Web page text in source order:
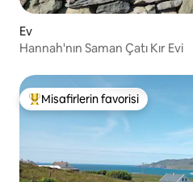
Ev
Hannah'nın Saman Çatı Kır Evi
Misafirlerin favorilerinden en
Misafirlerin favorisi